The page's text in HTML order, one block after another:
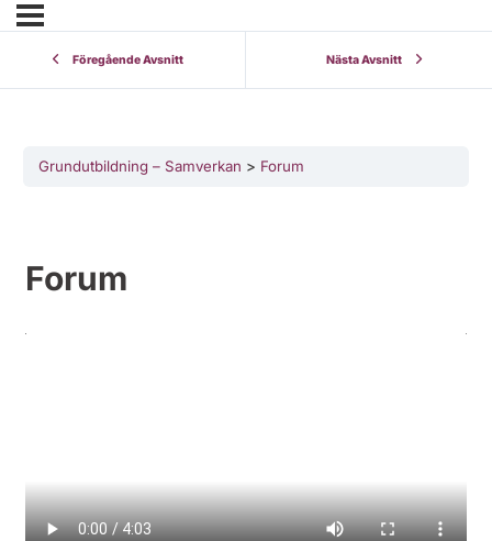
Föregående Avsnitt Nästa Avsnitt
Grundutbildning – Samverkan Forum
Forum